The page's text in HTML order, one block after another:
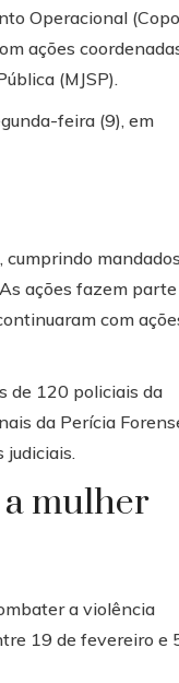
Operacional
ações
(MJSP).
feira (9), em
cumprindo
ações fazem parte
com
de 120 policiais da
da Perícia
judiciais.
mulher
a violência
19 de fevereiro e